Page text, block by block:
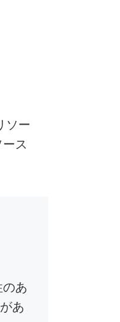
ソー
ス
あ
あ